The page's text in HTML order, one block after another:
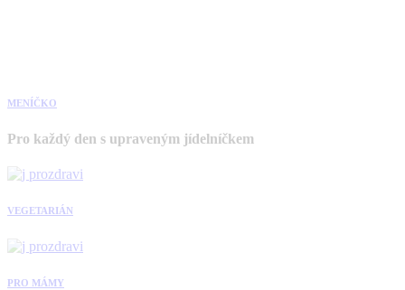
MENÍČKO
Pro každý den s upraveným jídelníčkem
VEGETARIÁN
PRO MÁMY